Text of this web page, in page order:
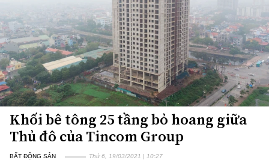
Khối bê tông 25 tầng bỏ hoang giữa
Thủ đô của Tincom Group
BẤT ĐỘNG SẢN Thứ 6, 19/03/2021 | 10:27